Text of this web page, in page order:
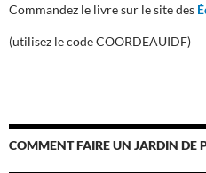
Commandez le livre sur le site des
(utilisez le code COORDEAUIDF)
COMMENT FAIRE UN JARDIN DE